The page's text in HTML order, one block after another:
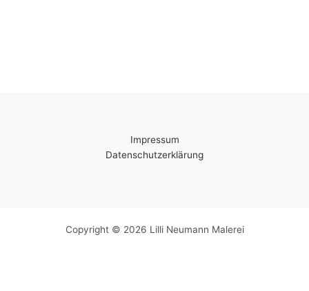
Impressum
Datenschutzerklärung
Copyright © 2026 Lilli Neumann Malerei